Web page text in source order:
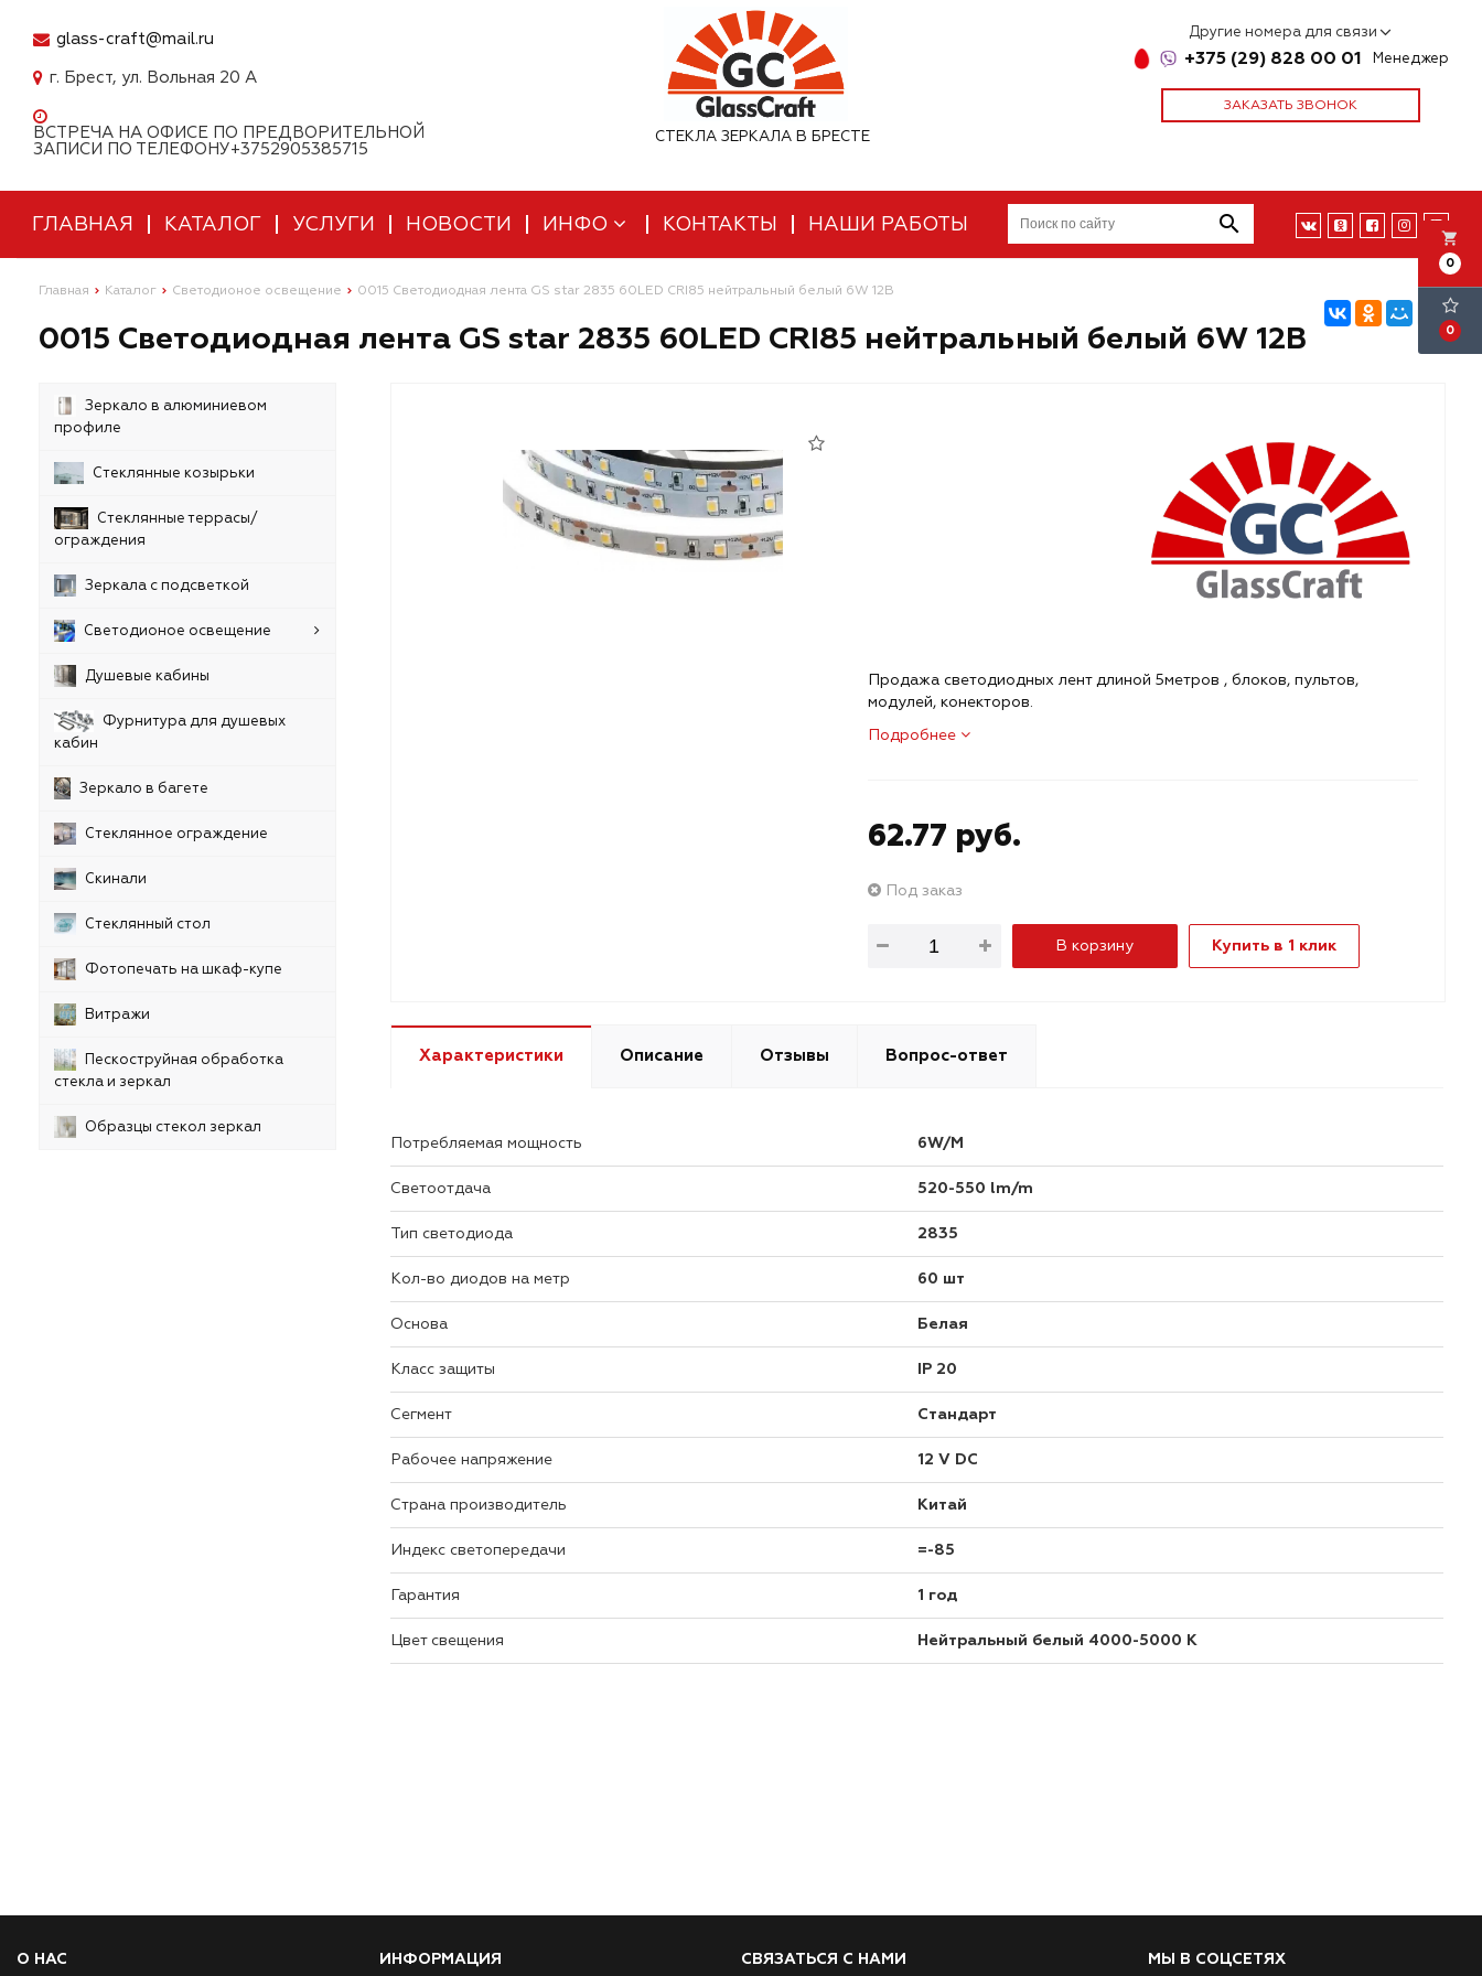
glass-craft@mail.ru
г. Брест, ул. Вольная 20 А
ВСТРЕЧА НА ОФИСЕ ПО ПРЕДВОРИТЕЛЬНОЙ
ЗАПИСИ ПО ТЕЛЕФОНУ+3752905385715
СТЕКЛА ЗЕРКАЛА В БРЕСТЕ
Другие номера для связи
+375 (29) 828 00 01 Менеджер
ЗАКАЗАТЬ ЗВОНОК
ГЛАВНАЯ КАТАЛОГ УСЛУГИ НОВОСТИ ИНФО КОНТАКТЫ НАШИ РАБОТЫ
Главная Каталог Светодионое освещение 0015 Светодиодная лента GS star 2835 60LED CRI85 нейтральный белый 6W 12В
0015 Светодиодная лента GS star 2835 60LED CRI85 нейтральный белый 6W 12В
local_grocery_store
0
0
Зеркало в алюминиевом
профиле
Стеклянные козырьки
Стеклянные террасы/
ограждения
Зеркала с подсветкой
Светодионое освещение
Душевые кабины
Фурнитура для душевых
кабин
Зеркало в багете
Стеклянное ограждение
Скинали
Стеклянный стол
Фотопечать на шкаф-купе
Витражи
Пескоструйная обработка
стекла и зеркал
Образцы стекол зеркал
Продажа светодиодных лент длиной 5метров , блоков, пультов,
модулей, конекторов.
Подробнее
62.77 руб.
Под заказ
В корзину Купить в 1 клик
Характеристики Описание Отзывы Вопрос-ответ
Потребляемая мощность 6W/M
Светоотдача 520-550 lm/m
Тип светодиода 2835
Кол-во диодов на метр 60 шт
Основа Белая
Класс защиты IP 20
Сегмент Стандарт
Рабочее напряжение 12 V DC
Страна производитель Китай
Индекс светопередачи =-85
Гарантия 1 год
Цвет свещения Нейтральный белый 4000-5000 К
О НАС ИНФОРМАЦИЯ СВЯЗАТЬСЯ С НАМИ МЫ В СОЦСЕТЯХ